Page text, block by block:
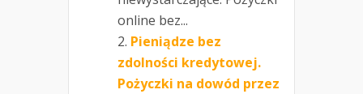
online bez...
Pieniądze bez
zdolności kredytowej.
Pożyczki na dowód przez